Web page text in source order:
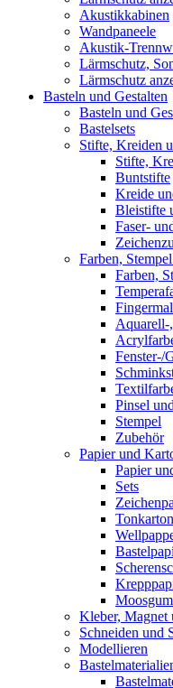
Akustikkabinen
Wandpaneele
Akustik-
Lärmschutz,
Lärmschutz
Basteln und Gestalten
Basteln und
Bastelsets
Stifte, Kreiden
Stifte,
Buntstifte
Kreide
Bleistifte
Faser-
Farben,
Farben,
Aquarell-
Fenster-/
Pinsel
Stempel
Zubehör
Papier und
Papier
Sets
Kleber, Magnet
Schneiden und
Modellieren